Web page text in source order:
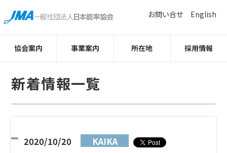
協会案内 事業案内 所在地 採用情報
お問い合せ English
新着情報一覧
2020/10/20 KAIKA